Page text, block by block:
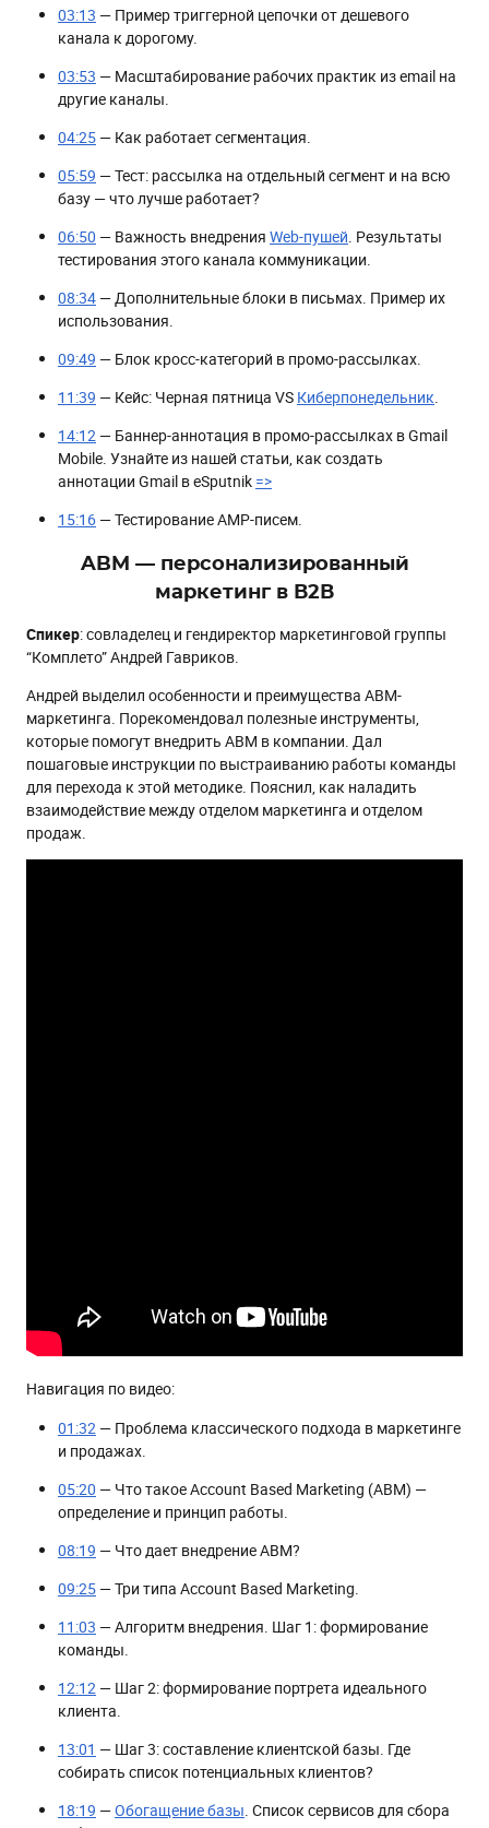
03:13 — Пример триггерной цепочки от дешевого
канала к дорогому.
03:53 — Масштабирование рабочих практик из email на
другие каналы.
04:25 — Как работает сегментация.
05:59 — Тест: рассылка на отдельный сегмент и на всю
базу — что лучше работает?
06:50 — Важность внедрения Web-пушей. Результаты
тестирования этого канала коммуникации.
08:34 — Дополнительные блоки в письмах. Пример их
использования.
09:49 — Блок кросс-категорий в промо-рассылках.
11:39 — Кейс: Черная пятница VS Киберпонедельник.
14:12 — Баннер-аннотация в промо-рассылках в Gmail
Mobile. Узнайте из нашей статьи, как создать
аннотации Gmail в eSputnik =>
15:16 — Тестирование АМР-писем.
ABM — персонализированный
маркетинг в В2В
Спикер: совладелец и гендиректор маркетинговой группы
“Комплето” Андрей Гавриков.
Андрей выделил особенности и преимущества АВМ-
маркетинга. Порекомендовал полезные инструменты,
которые помогут внедрить АВМ в компании. Дал
пошаговые инструкции по выстраиванию работы команды
для перехода к этой методике. Пояснил, как наладить
взаимодействие между отделом маркетинга и отделом
продаж.
Навигация по видео:
01:32 — Проблема классического подхода в маркетинге
и продажах.
05:20 — Что такое Account Based Marketing (АВМ) —
определение и принцип работы.
08:19 — Что дает внедрение АВМ?
09:25 — Три типа Account Based Marketing.
11:03 — Алгоритм внедрения. Шаг 1: формирование
команды.
12:12 — Шаг 2: формирование портрета идеального
клиента.
13:01 — Шаг 3: составление клиентской базы. Где
собирать список потенциальных клиентов?
18:19 —Обогащение базы. Список сервисов для сбора